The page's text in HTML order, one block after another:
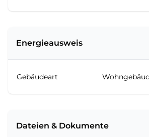
Energieausweis
Gebäudeart
Dateien & Dokumente